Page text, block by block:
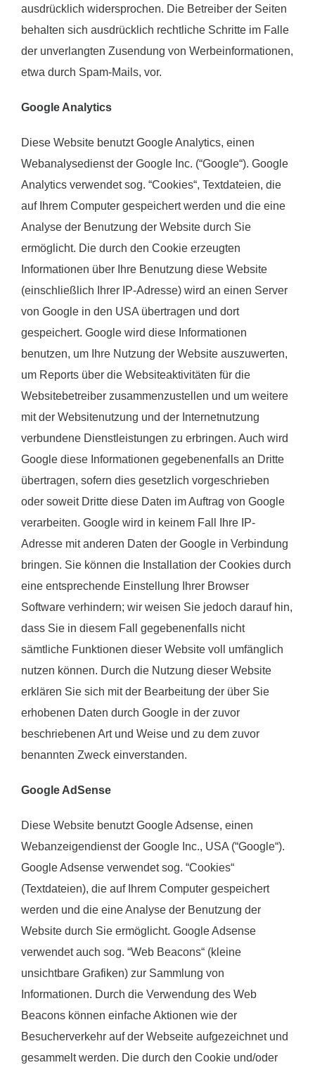
ausdrücklich widersprochen. Die Betreiber der Seiten
behalten sich ausdrücklich rechtliche Schritte im Falle
der unverlangten Zusendung von Werbeinformationen,
etwa durch Spam-Mails, vor.
Google Analytics
Diese Website benutzt Google Analytics, einen
Webanalysedienst der Google Inc. (“Google“). Google
Analytics verwendet sog. “Cookies“, Textdateien, die
auf Ihrem Computer gespeichert werden und die eine
Analyse der Benutzung der Website durch Sie
ermöglicht. Die durch den Cookie erzeugten
Informationen über Ihre Benutzung diese Website
(einschließlich Ihrer IP-Adresse) wird an einen Server
von Google in den USA übertragen und dort
gespeichert. Google wird diese Informationen
benutzen, um Ihre Nutzung der Website auszuwerten,
um Reports über die Websiteaktivitäten für die
Websitebetreiber zusammenzustellen und um weitere
mit der Websitenutzung und der Internetnutzung
verbundene Dienstleistungen zu erbringen. Auch wird
Google diese Informationen gegebenenfalls an Dritte
übertragen, sofern dies gesetzlich vorgeschrieben
oder soweit Dritte diese Daten im Auftrag von Google
verarbeiten. Google wird in keinem Fall Ihre IP-
Adresse mit anderen Daten der Google in Verbindung
bringen. Sie können die Installation der Cookies durch
eine entsprechende Einstellung Ihrer Browser
Software verhindern; wir weisen Sie jedoch darauf hin,
dass Sie in diesem Fall gegebenenfalls nicht
sämtliche Funktionen dieser Website voll umfänglich
nutzen können. Durch die Nutzung dieser Website
erklären Sie sich mit der Bearbeitung der über Sie
erhobenen Daten durch Google in der zuvor
beschriebenen Art und Weise und zu dem zuvor
benannten Zweck einverstanden.
Google AdSense
Diese Website benutzt Google Adsense, einen
Webanzeigendienst der Google Inc., USA (“Google“).
Google Adsense verwendet sog. “Cookies“
(Textdateien), die auf Ihrem Computer gespeichert
werden und die eine Analyse der Benutzung der
Website durch Sie ermöglicht. Google Adsense
verwendet auch sog. “Web Beacons“ (kleine
unsichtbare Grafiken) zur Sammlung von
Informationen. Durch die Verwendung des Web
Beacons können einfache Aktionen wie der
Besucherverkehr auf der Webseite aufgezeichnet und
gesammelt werden. Die durch den Cookie und/oder